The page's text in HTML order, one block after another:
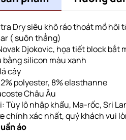
Dry siêu khô ráo thoát mồ hôi
( suôn thẳng)
Djokovic, họa tiết block bắt
bằng silicon màu xanh
cây
polyester, 8% elasthanne
Châu Âu
Tùy lô nhập khẩu, Ma-rốc, Sri
chính xác nhất, quý khách vui
áo